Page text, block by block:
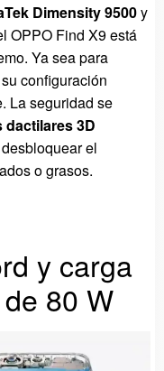
Dimensity 9500y
OPPO Find X9 está
Ya sea para
configuración
La seguridad se
3D
el
o grasos.
y carga
80 W